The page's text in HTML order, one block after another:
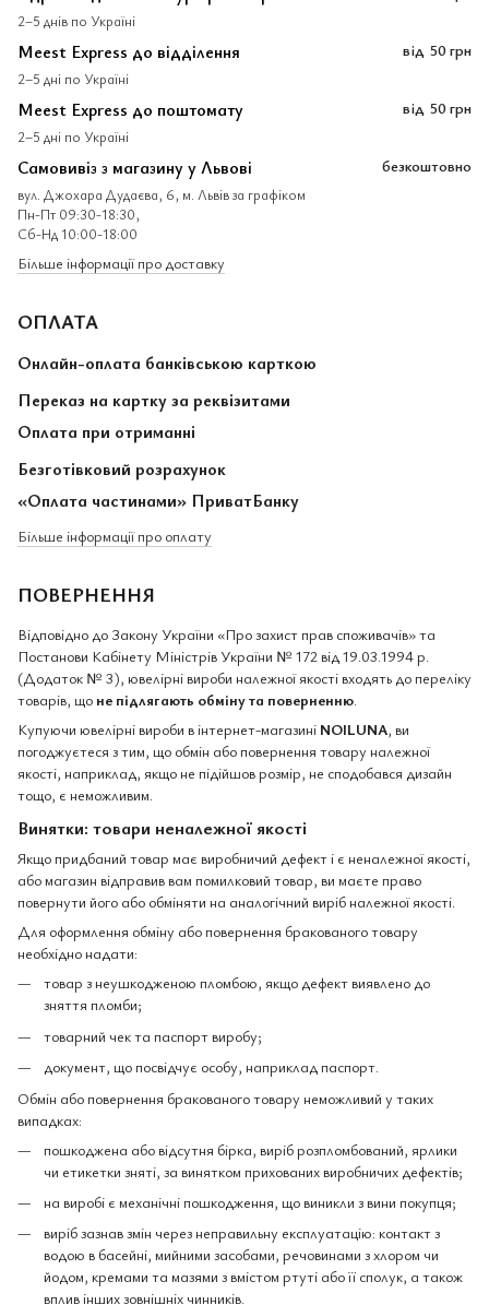
2–5 днів по Україні
Meest Express до відділення
2–5 дні по Україні
від 50 грн
Meest Express до поштомату
2–5 дні по Україні
від 50 грн
Самовивіз з магазину у Львові
вул. Джохара Дудаєва, 6, м. Львів за графіком
Пн-Пт 09:30-18:30,
Сб-Нд 10:00-18:00
безкоштовно
Більше інформації про доставку
ОПЛАТА
Онлайн-оплата банківською карткою
Переказ на картку за реквізитами
Оплата при отриманні
Безготівковий розрахунок
«Оплата частинами» ПриватБанку
Більше інформації про оплату
ПОВЕРНЕННЯ
Відповідно до Закону України «Про захист прав споживачів» та
Постанови Кабінету Міністрів України № 172 від 19.03.1994 р.
(Додаток № 3), ювелірні вироби належної якості входять до переліку
товарів, що не підлягають обміну та поверненню
Купуючи ювелірні вироби в інтернет-магазині NOILUNA, ви
погоджуєтеся з тим, що обмін або повернення товару належної
якості, наприклад, якщо не підійшов розмір, не сподобався дизайн
тощо, є неможливим.
Винятки: товари неналежної якості
Якщо придбаний товар має виробничий дефект і є неналежної якості,
або магазин відправив вам помилковий товар, ви маєте право
повернути його або обміняти на аналогічний виріб належної якості.
Для оформлення обміну або повернення бракованого товару
необхідно надати:
товар з неушкодженою пломбою, якщо дефект виявлено до
зняття пломби;
товарний чек та паспорт виробу;
документ, що посвідчує особу, наприклад паспорт.
Обмін або повернення бракованого товару неможливий у таких
випадках:
пошкоджена або відсутня бірка, виріб розпломбований, ярлики
чи етикетки зняті, за винятком прихованих виробничих дефектів;
на виробі є механічні пошкодження, що виникли з вини покупця;
виріб зазнав змін через неправильну експлуатацію: контакт з
водою в басейні, мийними засобами, речовинами з хлором чи
йодом, кремами та мазями з вмістом ртуті або її сполук, а також
вплив інших зовнішніх чинників.